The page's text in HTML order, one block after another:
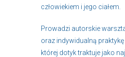
człowiekiem i jego ciałem.
Prowadzi autorskie
oraz indywidualną
której dotyk traktuje jako